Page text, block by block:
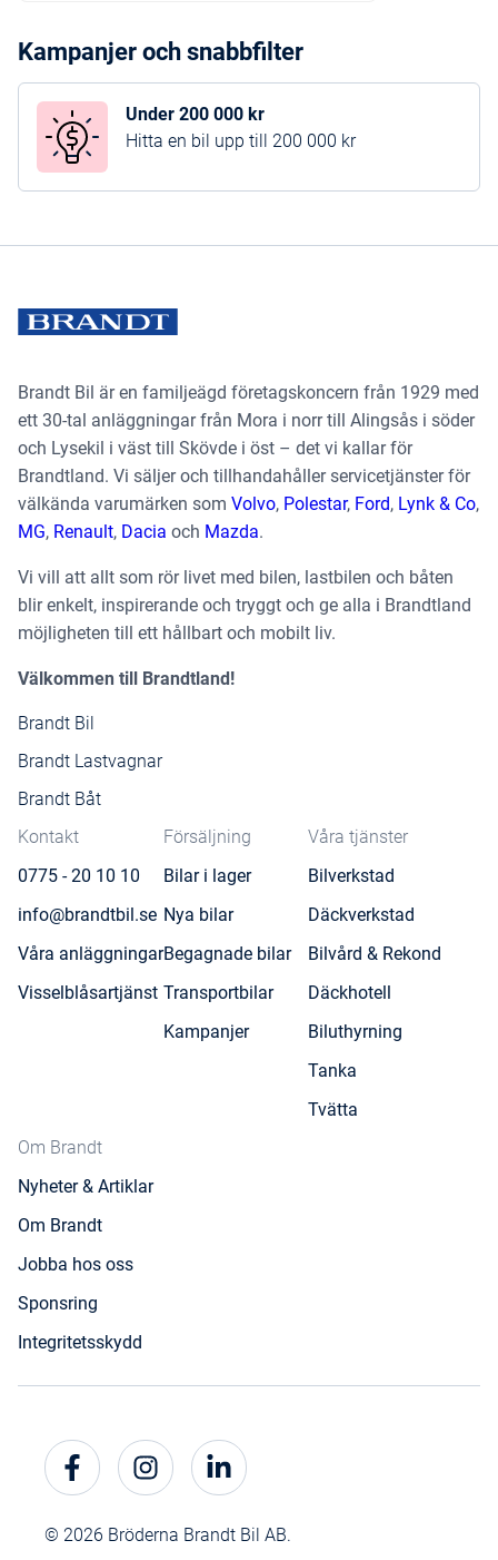
Kampanjer och snabbfilter
Under 200 000 kr
Hitta en bil upp till 200 000 kr
Brandt Bil är en familjeägd företagskoncern från 1929 med
ett 30-tal anläggningar från Mora i norr till Alingsås i söder
och Lysekil i väst till Skövde i öst – det vi kallar för
Brandtland. Vi säljer och tillhandahåller servicetjänster för
välkända varumärken som Volvo, Polestar, Ford, Lynk & Co,
MG, Renault, Dacia och Mazda.
Vi vill att allt som rör livet med bilen, lastbilen och båten
blir enkelt, inspirerande och tryggt och ge alla i Brandtland
möjligheten till ett hållbart och mobilt liv.
Välkommen till Brandtland!
Brandt Bil
Brandt Lastvagnar
Brandt Båt
Kontakt
0775 - 20 10 10
info@brandtbil.se
Våra anläggningar
Visselblåsartjänst
Försäljning
Bilar i lager
Nya bilar
Begagnade bilar
Transportbilar
Kampanjer
Våra tjänster
Bilverkstad
Däckverkstad
Bilvård & Rekond
Däckhotell
Biluthyrning
Tanka
Tvätta
Om Brandt
Nyheter & Artiklar
Om Brandt
Jobba hos oss
Sponsring
Integritetsskydd
© 2026 Bröderna Brandt Bil AB.